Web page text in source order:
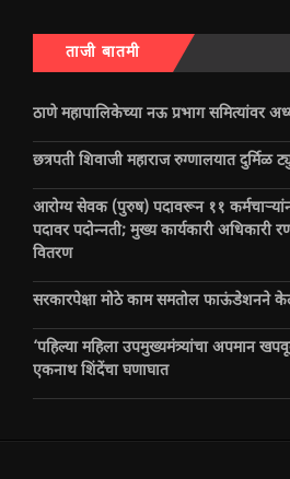
ताजी बातमी
ठाणे महापालिकेच्या नऊ प्रभाग समित्यांवर
छत्रपती शिवाजी महाराज रुग्णालयात दुर्मिळ
आरोग्य सेवक (पुरुष) पदावरून ११
पदावर पदोन्नती; मुख्य कार्यकारी अधिकारी
वितरण
सरकारपेक्षा मोठे काम समतोल फाऊंडेशनने
‘पहिल्या महिला उपमुख्यमंत्र्यांचा अपमान
एकनाथ शिंदेंचा घणाघात